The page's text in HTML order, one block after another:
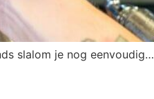
slalom je nog eenvoudig…